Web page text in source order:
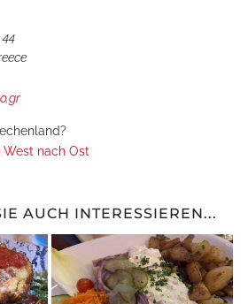
West nach Ost
AUCH INTERESSIEREN...